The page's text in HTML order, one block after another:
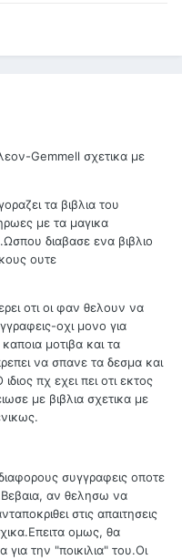
Gemmell σχετικα με
τα βιβλια του
με τα μαγικα
διαβασε ενα βιβλιο
ουτε
οτι οι φαν θελουν να
οχι μονο για
μοτιβα και τα
να σπανε τα δεσμα και
πχ εχει πει οτι εκτος
με βιβλια σχετικα με
συγγραφεις οποτε
αν θελησω να
στις απαιτησεις
ομως, θα
την "ποικιλια" του.Οι